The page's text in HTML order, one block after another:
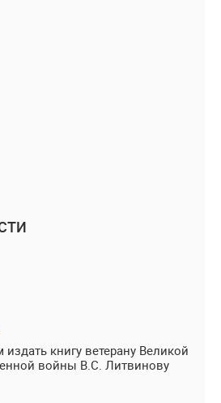
книгу ветерану Великой
войны В.С. Литвинову